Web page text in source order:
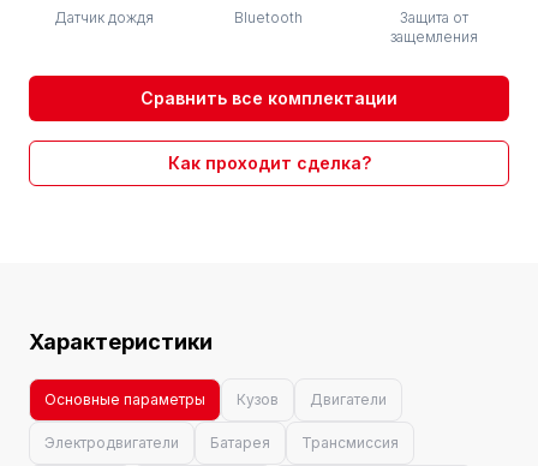
Датчик дождя Bluetooth
Защита от
защемления
Сравнить все комплектации
Как проходит сделка?
Характеристики
Основные параметры Кузов Двигатели
Электродвигатели Батарея Трансмиссия